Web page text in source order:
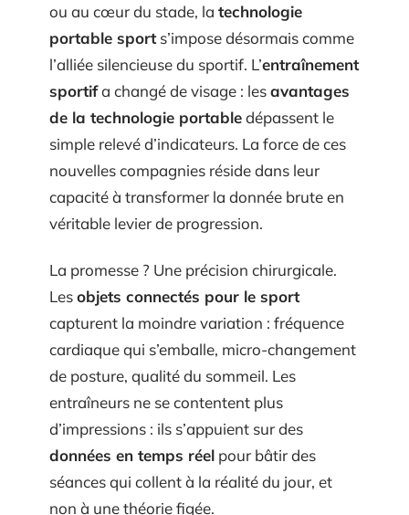
ou au cœur du stade, la technologie
portable sports’impose désormais comme
l’alliée silencieuse du sportif. L’entraînement
sportifa changé de visage : lesavantages
de la technologie portabledépassent le
simple relevé d’indicateurs. La force de ces
nouvelles compagnies réside dans leur
capacité à transformer la donnée brute en
véritable levier de progression.
La promesse ? Une précision chirurgicale.
Lesobjets connectés pour le sport
capturent la moindre variation : fréquence
cardiaque qui s’emballe, micro-changement
de posture, qualité du sommeil. Les
entraîneurs ne se contentent plus
d’impressions : ils s’appuient sur des
données en temps réel pour bâtir des
séances qui collent à la réalité du jour, et
non à une théorie figée.